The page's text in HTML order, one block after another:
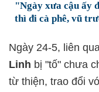
"Ngày xưa cậu ấy
thì đi cà phê, vũ
Ngày 24-5, liên
Linh bị "tố" chưa
từ thiện, trao đổi